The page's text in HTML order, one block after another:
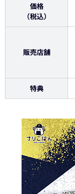
価格
（税込）
販売店舗
特典